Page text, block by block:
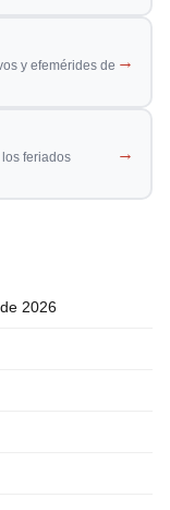
y efemérides de →
feriados
→
2026